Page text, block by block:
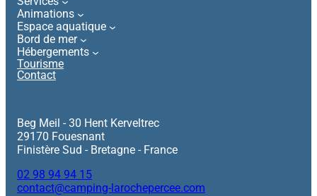
Animations
Espace aquatique
Bord de mer
Hébergements
Tourisme
Contact
Beg Meil - 30 Hent Kerveltrec
29170 Fouesnant
Finistère Sud - Bretagne - France
02 98 94 94 15
contact@camping-larochepercee.com